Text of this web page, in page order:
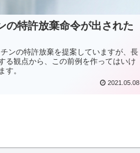
の特許放棄命令が出された
ンの特許放棄を提案していますが、長
る観点から、この前例を作ってはいけ
す。
2021.05.08